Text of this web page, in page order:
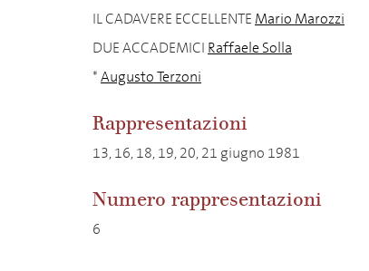
IL CADAVERE ECCELLENTE Mario Marozzi
DUE ACCADEMICI Raffaele Solla
*Augusto Terzoni
Rappresentazioni
13, 16, 18, 19, 20, 21 giugno 1981
Numero rappresentazioni
6